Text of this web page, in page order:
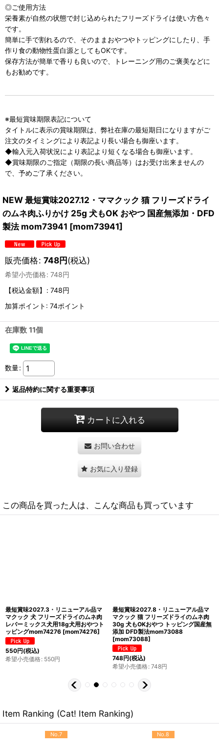
◎ご使用方法
栄養素が自然の状態で封じ込められたフリーズドライは使い方色々
です。
簡単に手で割れるので、そのままおやつやトッピングにしたり、手
作り食の動物性蛋白源としてもOKです。
保存方法が簡単で香りも良いので、トレーニング用のご褒美などに
もお勧めです。
※最短賞味期限表記について
タイトルに表示の賞味期限は、弊社在庫の最短期日になりますがご
注文のタイミングにより表記より長い場合も御座います。
◆輸入元入荷状況により表記より短くなる場合も御座います。
◆賞味期限のご指定（期限の長い商品等）はお受け出来ませんの
で、予めご了承ください。
NEW 最短賞味2027.12・ママクック 猫 フリーズドライ
のムネ肉ふりかけ 25g 犬もOK おやつ 国産無添加・DFD
製法 mom73941 [mom73941]
販売価格: 748円(税込)
希望小売価格: 748円
【税込金額】
: 748円
加算ポイント: 74ポイント
在庫数 11個
数量:
返品特約に関する重要事項
カートに入れる
お問い合わせ
お気に入り登録
この商品を買った人は、こんな商品も買っています
無
最短賞味2027.3・リニューアル品マ
マクック 犬 フリーズドライのムネ肉
スナギモミックス犬用18g犬用おやつ
トッピングmom74283 [mom74283]
550円(税込)
希望小売価格: 550
最短賞味2027.12・ママクック 猫
リーズドライのササミふりかけ 25g
犬もOK おやつ 国産無添加・DFD製
mom70346 [mom70346
748円(税込)
希望小売価格
Item Ranking (Cat! Item Ranking)
No.7 No.8